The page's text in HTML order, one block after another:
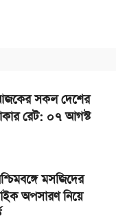
সকল দেশের
রেট: ০৭ আগস্ট
মসজিদের
অপসারণ নিয়ে